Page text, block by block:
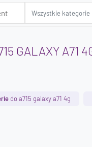
GALAXY A71
do a715 galaxy a71 4g